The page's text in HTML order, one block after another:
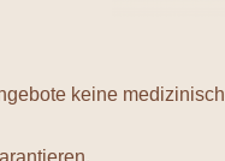
keine